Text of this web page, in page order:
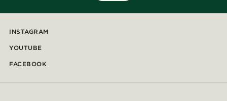
INSTAGRAM
YOUTUBE
FACEBOOK